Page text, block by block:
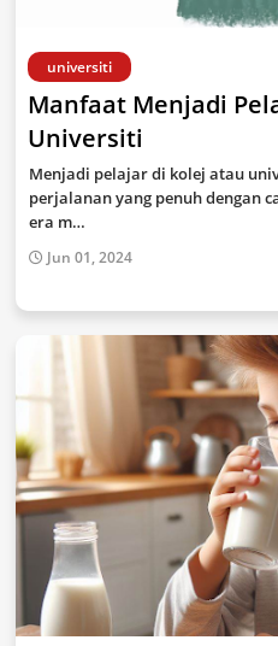
universiti
Manfaat Menjadi
Universiti
Menjadi pelajar di kolej atau
perjalanan yang penuh dengan
era m…
Jun 01, 2024